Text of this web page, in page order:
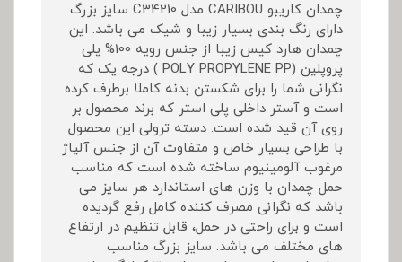
چمدان کاریبو CARIBOU مدل C34210 سایز بزرگ
دارای رنگ بندی بسیار زیبا و شیک می باشد. این
چمدان هارد کیس زیبا از جنس رویه 100% پلی
پروپلین (POLY PROPYLENE PP ) درجه یک که
نگرانی شما را برای شکستن بدنه کاملا برطرف کرده
است و آستر داخلی پلی استر که برند محصول بر
روی آن قید شده است. دسته ترولی این محصول
با طراحی بسیار خاص و متفاوت آن از جنس آلیاژ
مرغوب آلومینیوم ساخته شده است که مناسب
حمل چمدان با وزن های استاندارد هر سایز می
باشد که نگرانی مصرف کننده کامل رفع گردیده
است و برای راحتی در حمل، قابل تنظیم در ارتفاع
های مختلف می باشد. سایز بزرگ مناسب